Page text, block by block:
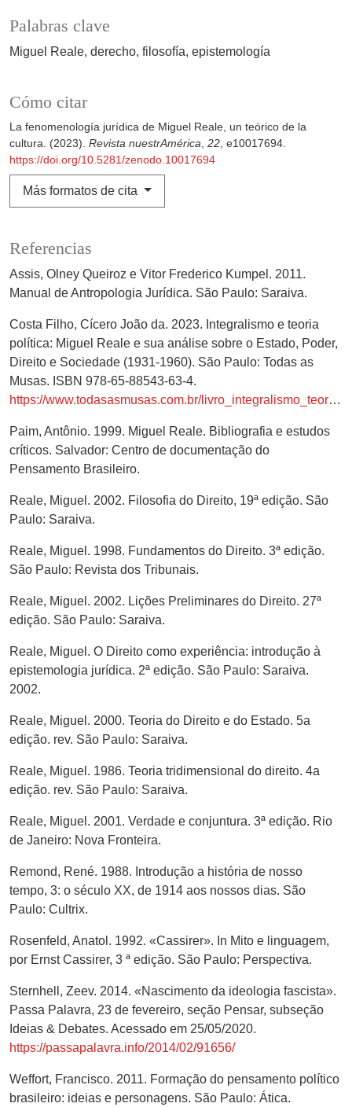
Palabras clave
Miguel Reale derecho filosofía epistemología
Cómo citar
La fenomenología jurídica de Miguel Reale, un teórico de la
cultura. (2023). Revista nuestrAmérica 22 , e10017694.
https://doi.org/10.5281/zenodo.10017694
Más formatos de cita
Referencias
Assis, Olney Queiroz e Vitor Frederico Kumpel. 2011.
Manual de Antropologia Jurídica. São Paulo: Saraiva.
Costa Filho, Cícero João da. 2023. Integralismo e teoria
política: Miguel Reale e sua análise sobre o Estado, Poder,
Direito e Sociedade (1931-1960). São Paulo: Todas as
Musas. ISBN 978-65-88543-63-4.
https://www.todasasmusas.com.br/livro_integralismo_teoria.html
Paim, Antônio. 1999. Miguel Reale. Bibliografia e estudos
críticos. Salvador: Centro de documentação do
Pensamento Brasileiro.
Reale, Miguel. 2002. Filosofia do Direito, 19ª edição. São
Paulo: Saraiva.
Reale, Miguel. 1998. Fundamentos do Direito. 3ª edição.
São Paulo: Revista dos Tribunais.
Reale, Miguel. 2002. Lições Preliminares do Direito. 27ª
edição. São Paulo: Saraiva.
Reale, Miguel. O Direito como experiência: introdução à
epistemologia jurídica. 2ª edição. São Paulo: Saraiva.
2002.
Reale, Miguel. 2000. Teoria do Direito e do Estado. 5a
edição. rev. São Paulo: Saraiva.
Reale, Miguel. 1986. Teoria tridimensional do direito. 4a
edição. rev. São Paulo: Saraiva.
Reale, Miguel. 2001. Verdade e conjuntura. 3ª edição. Rio
de Janeiro: Nova Fronteira.
Remond, René. 1988. Introdução a história de nosso
tempo, 3: o século XX, de 1914 aos nossos dias. São
Paulo: Cultrix.
Rosenfeld, Anatol. 1992. «Cassirer». In Mito e linguagem,
por Ernst Cassirer, 3 ª edição. São Paulo: Perspectiva.
Sternhell, Zeev. 2014. «Nascimento da ideologia fascista».
Passa Palavra, 23 de fevereiro, seção Pensar, subseção
Ideias & Debates. Acessado em 25/05/2020.
https://passapalavra.info/2014/02/91656/
Weffort, Francisco. 2011. Formação do pensamento político
brasileiro: ideias e personagens. São Paulo: Ática.